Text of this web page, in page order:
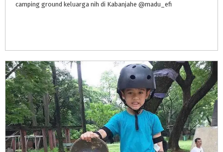
camping ground keluarga nih di Kabanjahe @madu_efi